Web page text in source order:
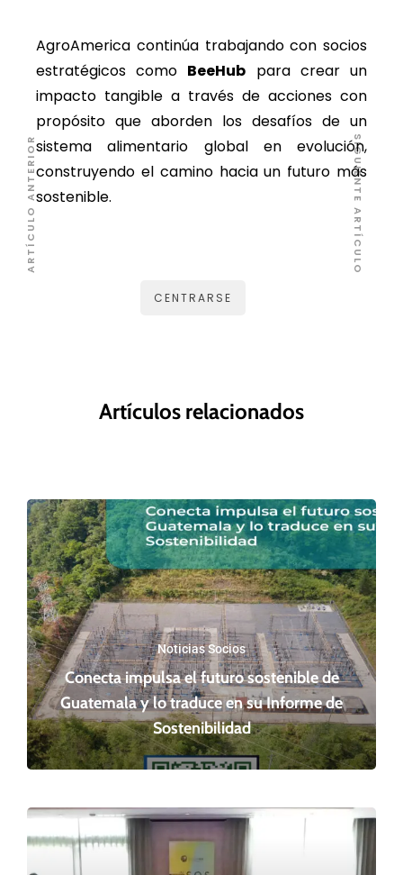
AgroAmerica continúa trabajando con socios
estratégicos como BeeHub para crear un
impacto tangible a través de acciones con
propósito que aborden los desafíos de un
sistema alimentario global en evolución,
construyendo el camino hacia un futuro más
sostenible.
CENTRARSE
Artículos relacionados
Noticias Socios
Conecta impulsa el futuro sostenible de
Guatemala y lo traduce en su Informe de
Sostenibilidad
ARTÍCULO ANTERIOR SIGUIENTE ARTÍCULO